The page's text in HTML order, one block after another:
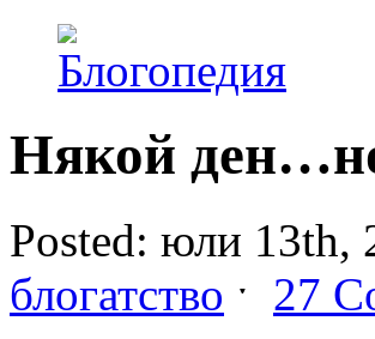
Някой
Posted: юли 13th,
блогатство ˑ 27